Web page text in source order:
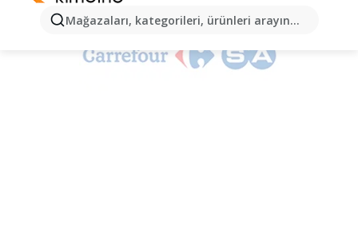
Mağazaları, kategorileri, ürünleri arayın...